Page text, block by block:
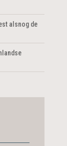
alsnog de